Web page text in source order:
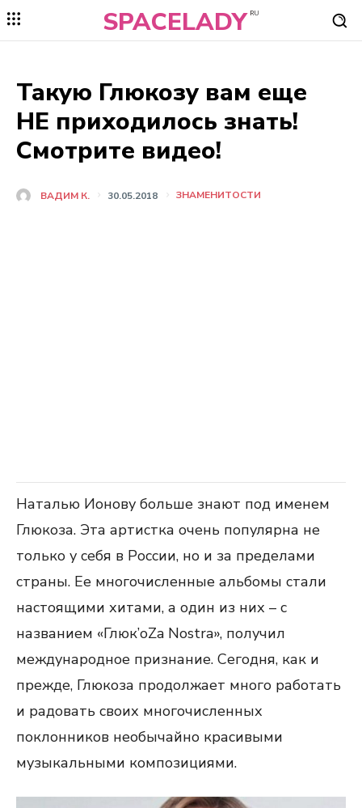
SPACELADY RU
Такую Глюкозу вам еще
НЕ приходилось знать!
Смотрите видео!
ВАДИМ К. 30.05.2018 ЗНАМЕНИТОСТИ
Наталью Ионову больше знают под именем
Глюкоза. Эта артистка очень популярна не
только у себя в России, но и за пределами
страны. Ее многочисленные альбомы стали
настоящими хитами, а один из них – с
названием «Глюк’oZa Nostra», получил
международное признание. Сегодня, как и
прежде, Глюкоза продолжает много работать
и радовать своих многочисленных
поклонников необычайно красивыми
музыкальными композициями.